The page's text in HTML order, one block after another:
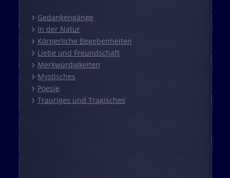
Gedankengänge
In der Natur
Körperliche Begebenheiten
Liebe und Freundschaft
Merkwürdigkeiten
Mystisches
Poesie
Trauriges und Tragisches